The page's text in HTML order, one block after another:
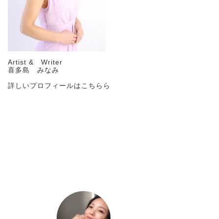
Artist & Writer
喜多島 みなみ
詳しいプロフィールはこちらら